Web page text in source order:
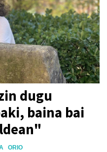
dugu
baina bai
ORIO